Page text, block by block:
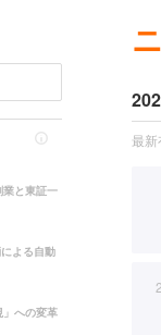
業と東証一
よる自動
」への変革
最